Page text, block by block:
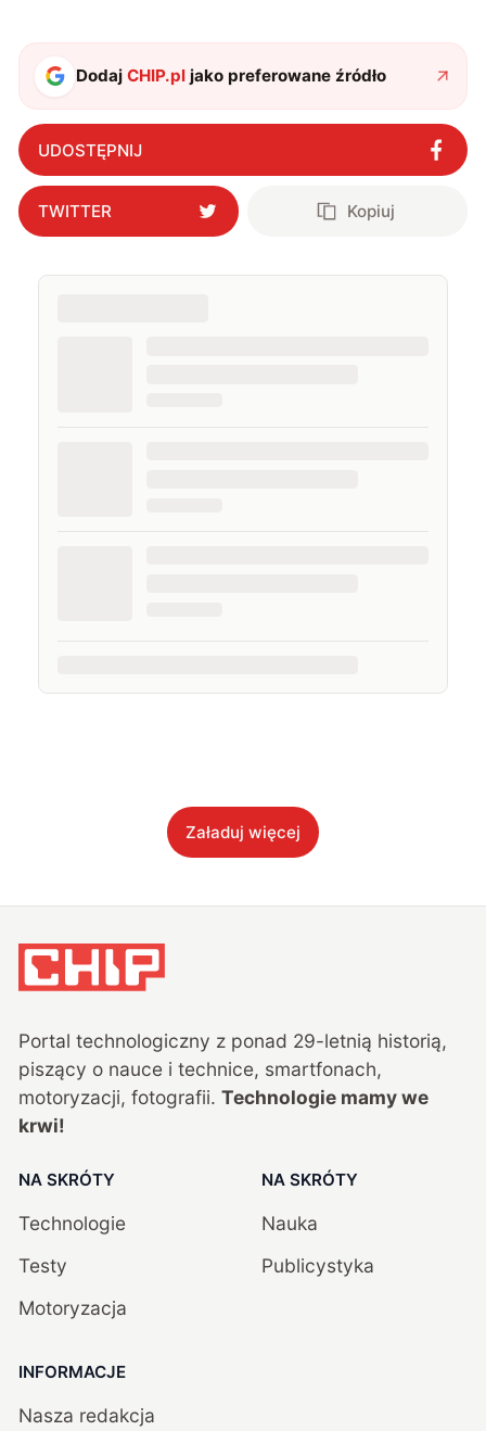
DodajCHIP.pl jako preferowane źródło
UDOSTĘPNIJ
TWITTER Kopiuj
Załaduj więcej
Portal technologiczny z ponad 29-letnią historią,
piszący o nauce i technice, smartfonach,
motoryzacji, fotografii. Technologie mamy we
krwi!
NA SKRÓTY
Technologie
Testy
Motoryzacja
NA SKRÓTY
Nauka
Publicystyka
INFORMACJE
Nasza redakcja